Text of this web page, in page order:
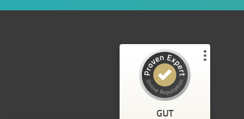
GUT
Kundenbewertungen und Erfahrungen zu
ProvenExpert.com